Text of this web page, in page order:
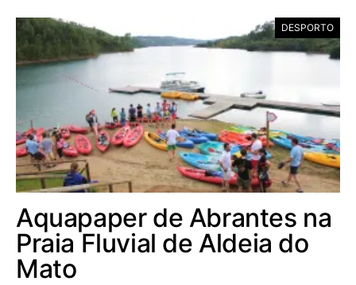
DESPORTO
Aquapaper de Abrantes na
Praia Fluvial de Aldeia do
Mato